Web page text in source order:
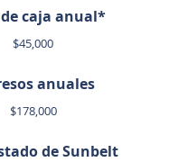
caja anual*
$45,000
anuales
$178,000
de Sunbelt